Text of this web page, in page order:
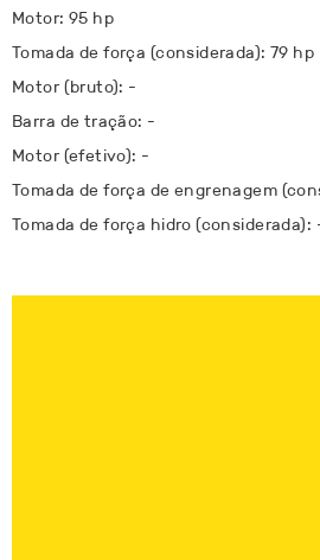
Motor: 95 hp
Tomada de força (considerada): 79 hp
Motor (bruto): -
Barra de tração: -
Motor (efetivo): -
Tomada de força de engrenagem
Tomada de força hidro (considerada):